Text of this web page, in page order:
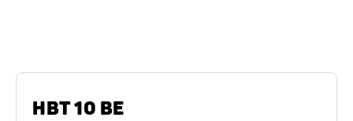
HBT 10 BE